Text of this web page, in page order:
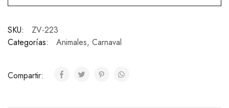
SKU:
ZV-223
Categorías:
Animales, Carnaval
Compartir: